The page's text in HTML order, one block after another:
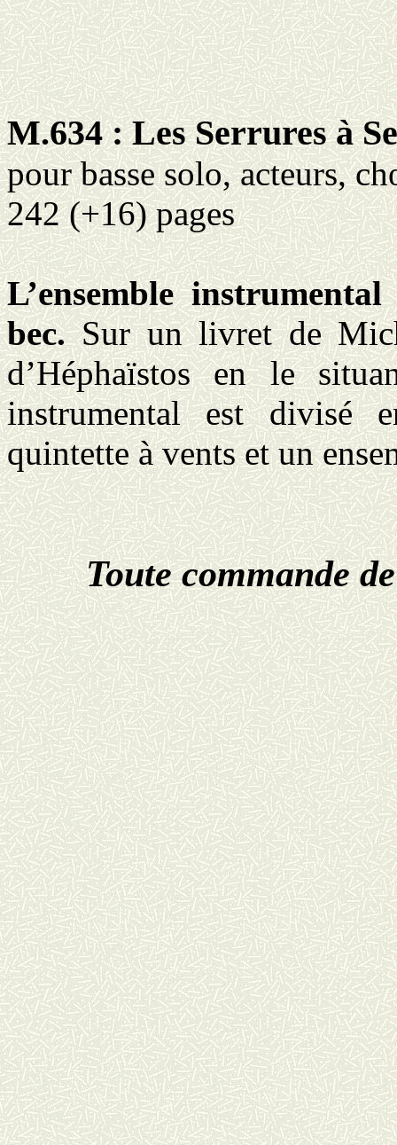
M.634 : Les Serrures à
pourbasse solo, acteurs,
242 (+16) pages
L’ensemble
bec.Sur un livret de
d’Héphaïstos en le
instrumental est divisé
quintette à vents et un
Toute commande